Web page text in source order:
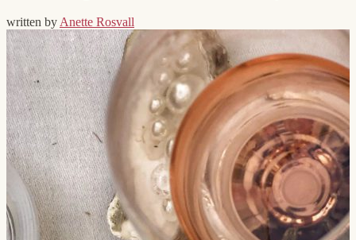
written byAnette Rosvall